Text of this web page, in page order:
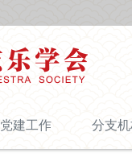
党建工作 分支